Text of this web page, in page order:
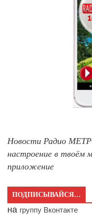
Новости Радио
настроение в твоём
приложение
ПОДПИСЫВАЙСЯ…
на группу Вконтакте